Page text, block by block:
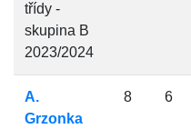
třídy -
skupina B
2023/2024
A.
Grzonka
8 6